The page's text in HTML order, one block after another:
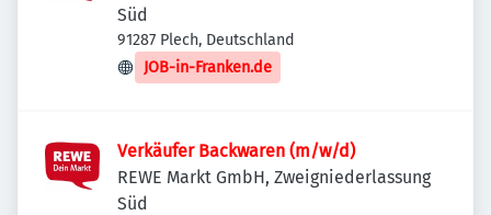
Süd
91287 Plech, Deutschland
JOB-in-Franken.de
Verkäufer Backwaren (m/w/d)
REWE Markt GmbH, Zweigniederlassung
Süd